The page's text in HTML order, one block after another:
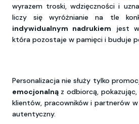
wyrazem troski, wdzięczności i
liczy się wyróżnianie na tle
indywidualnym nadrukiem jest
która pozostaje w pamięci i buduje
Personalizacja nie służy tylko
emocjonalnąz odbiorcą,
klientów, pracowników i partnerów
autentyczny.